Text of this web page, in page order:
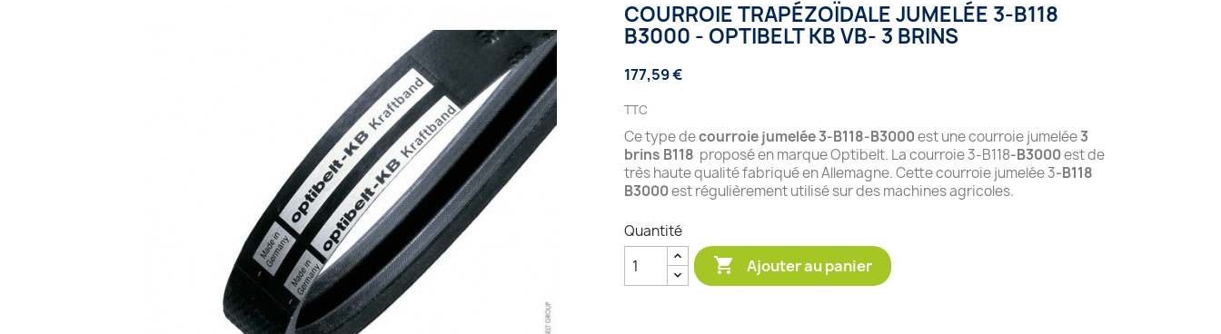
COURROIE TRAPÉZOÏDALE JUMELÉE 3-B118
B3000 - OPTIBELT KB VB- 3 BRINS
177,59 €
TTC
Ce type decourroie jumelée 3-B118-B3000est une courroie jumelée3
brins B118 proposé en marque Optibelt. La courroie 3-B118-B3000est de
très haute qualité fabriqué en Allemagne. Cette courroie jumelée 3-B118
B3000est régulièrement utilisé sur des machines agricoles.
Quantité
 Ajouter au panier